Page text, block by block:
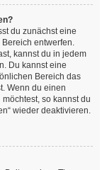
du zunächst eine
entwerfen.
kannst du in jedem
Du kannst eine
Bereich das
Wenn du einen
so kannst du
wieder deaktivieren.